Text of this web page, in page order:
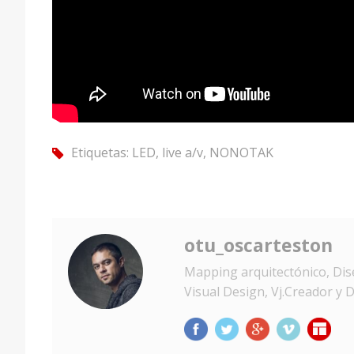
tag Etiquetas: LED, live a/v, NONOTAK
otu_oscarteston
Mapping arquitectónico,
Visual Design, Vj.Creador y